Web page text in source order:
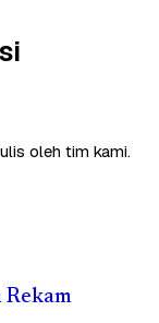
oleh tim kami.
Rekam